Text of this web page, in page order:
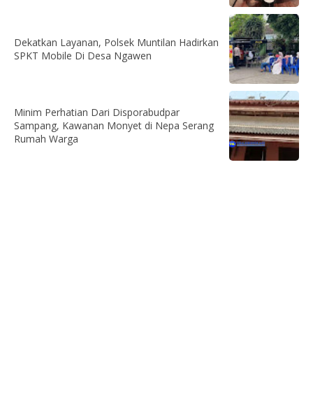
Dekatkan Layanan, Polsek Muntilan Hadirkan
SPKT Mobile Di Desa Ngawen
Minim Perhatian Dari Disporabudpar
Sampang, Kawanan Monyet di Nepa Serang
Rumah Warga